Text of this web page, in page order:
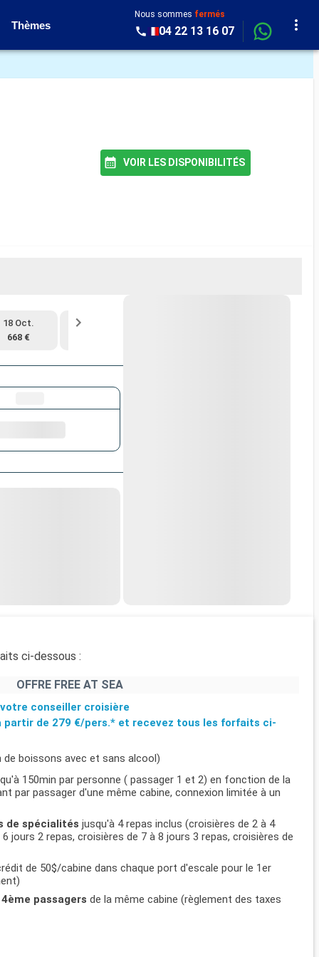
Thèmes
Nous sommes fermés
04 22 13 16 07
VOIR LES DISPONIBILITÉS
18 Oct.
668 €
ci-dessous :
OFFRE FREE AT SEA
conseiller croisière
partir de 279 €/pers.* et recevez tous les forfaits ci-
de boissons avec et sans alcool)
150min par personne ( passager 1 et 2) en fonction de la
par passager d'une même cabine, connexion limitée à un
de spécialités jusqu'à 4 repas inclus (croisières de 2 à 4
jours 2 repas, croisières de 7 à 8 jours 3 repas, croisières de
de 50$/cabine dans chaque port d'escale pour le 1er
passagers de la même cabine (règlement des taxes